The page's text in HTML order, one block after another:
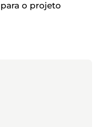
o projeto